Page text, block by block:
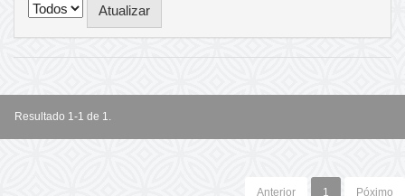
Resultado 1-1 de 1.
Anterior 1 Póximo